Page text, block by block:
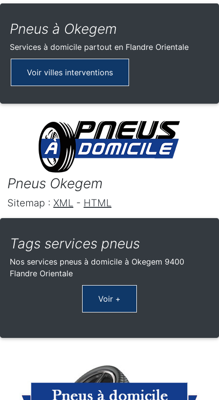
Pneus à Okegem
Services à domicile partout en Flandre Orientale
Voir villes interventions
Pneus Okegem
Sitemap : XML - HTML
Tags services pneus
Nos services pneus à domicile à Okegem 9400
Flandre Orientale
Voir +